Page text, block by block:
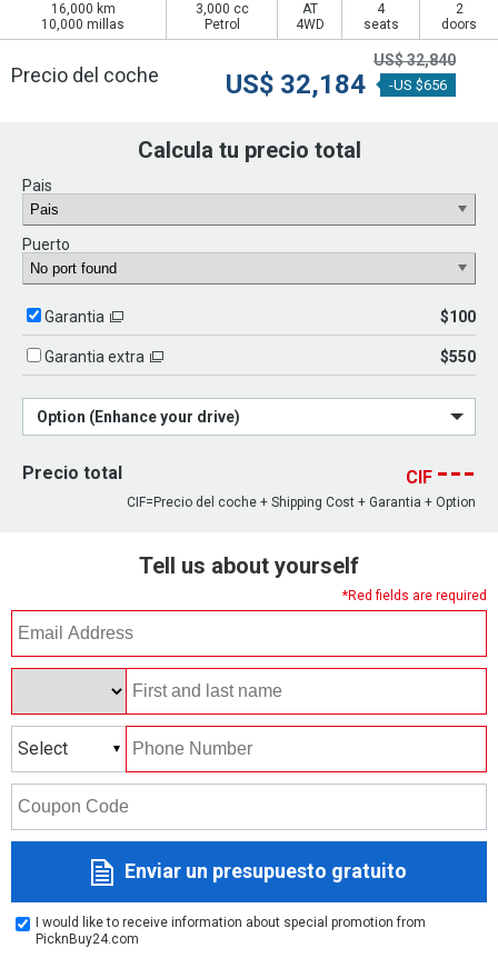
16,000 km
10,000 millas
3,000 cc
Petrol
AT
4WD
4
seats
2
doors
Precio del coche
US$32,840
US$ 32,184 -US $656
Calcula tu precio total
Pais
Puerto
Garantia $100
Garantia extra $550
Option (Enhance your drive)
Precio total CIF ---
CIF=Precio del coche + Shipping Cost + Garantia + Option
Tell us about yourself
*Red fields are required
Select
Enviar un presupuesto gratuito
I would like to receive information about special promotion from
PicknBuy24.com